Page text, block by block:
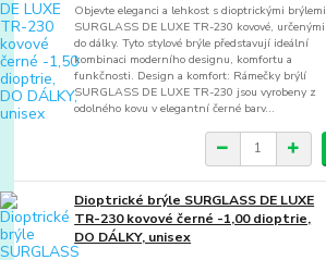
Objevte eleganci a lehkost s dioptrickými brýlemi
SURGLASS DE LUXE TR-230 kovové, určenými
do dálky. Tyto stylové brýle představují ideální
kombinaci moderního designu, komfortu a
funkčnosti. Design a komfort: Rámečky brýlí
SURGLASS DE LUXE TR-230 jsou vyrobeny z
odolného kovu v elegantní černé barv...
Dioptrické brýle SURGLASS DE LUXE
TR-230 kovové černé -1,00 dioptrie,
DO DÁLKY, unisex